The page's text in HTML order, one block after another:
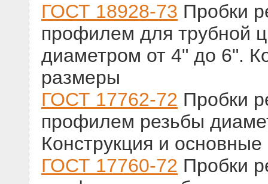
ГОСТ 18928-73 Пробки
профилем для трубной
диаметром от 4" до 6".
размеры
ГОСТ 17762-72 Пробки
профилем резьбы
Конструкция и
ГОСТ 17760-72 Пробки